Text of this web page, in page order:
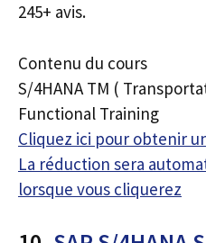
245+ avis.
Contenu du cours
S/4HANA TM (
Functional Training
Cliquez ici pour obtenir
La réduction sera
lorsque vous cliquerez